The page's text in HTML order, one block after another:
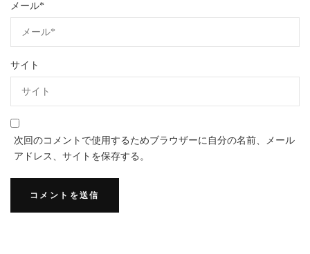
メール*
サイト
次回のコメントで使用するためブラウザーに自分の名前、メール
アドレス、サイトを保存する。